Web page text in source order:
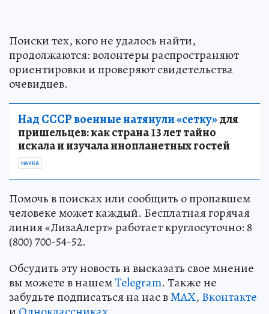
Поиски тех, кого не удалось найти,
продолжаются: волонтеры распространяют
ориентировки и проверяют свидетельства
очевидцев.
Над СССР военные натянули «сетку»для
пришельцев: как страна 13 лет тайно
искала и изучала инопланетных гостей
НАУКА
Помочь в поисках или сообщить о пропавшем
человеке может каждый. Бесплатная горячая
линия «ЛизаАлерт» работает круглосуточно: 8
(800) 700-54-52.
Обсудить эту новость и высказать свое мнение
вы можете в нашемTelegram. Также не
забудьте подписаться на нас вMAX, Вконтакте